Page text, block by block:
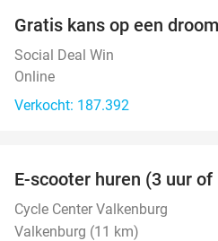
Gratis kans op een
Social Deal Win
Online
Verkocht: 187.392
E-scooter huren (3 uur of
Cycle Center Valkenburg
Valkenburg (11 km)